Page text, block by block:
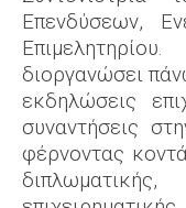
Επενδύσεων,
διοργανώσει
εκδηλώσεις
συναντήσεις
φέρνοντας